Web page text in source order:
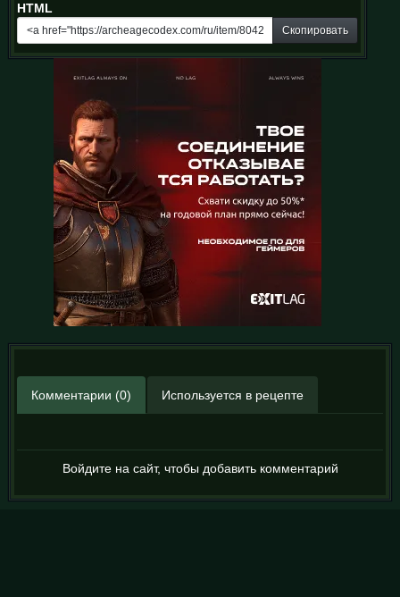
HTML
Скопировать
Комментарии (0) Используется в рецепте
Войдите на сайт, чтобы добавить комментарий